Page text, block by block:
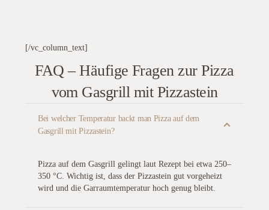
[/vc_column_text]
FAQ – Häufige Fragen zur Pizza
vom Gasgrill mit Pizzastein
Bei welcher Temperatur backt man Pizza auf dem
Gasgrill mit Pizzastein?
Pizza auf dem Gasgrill gelingt laut Rezept bei etwa 250–
350 °C. Wichtig ist, dass der Pizzastein gut vorgeheizt
wird und die Garraumtemperatur hoch genug bleibt.